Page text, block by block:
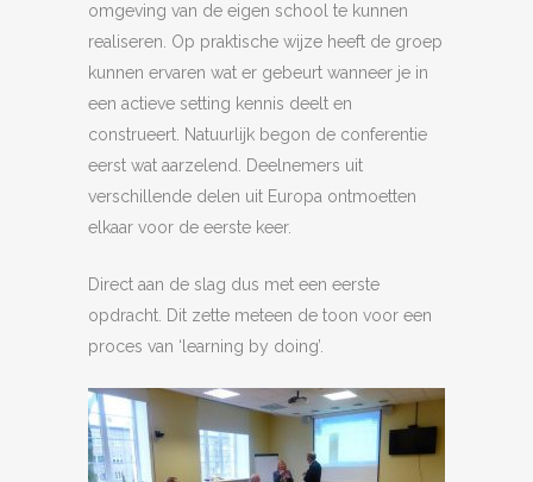
omgeving van de eigen school te kunnen
realiseren. Op praktische wijze heeft de groep
kunnen ervaren wat er gebeurt wanneer je in
een actieve setting kennis deelt en
construeert. Natuurlijk begon de conferentie
eerst wat aarzelend. Deelnemers uit
verschillende delen uit Europa ontmoetten
elkaar voor de eerste keer.
Direct aan de slag dus met een eerste
opdracht. Dit zette meteen de toon voor een
proces van ‘learning by doing’.